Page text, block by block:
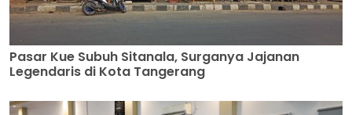
Pasar Kue Subuh Sitanala, Surganya Jajanan
Legendaris di Kota Tangerang